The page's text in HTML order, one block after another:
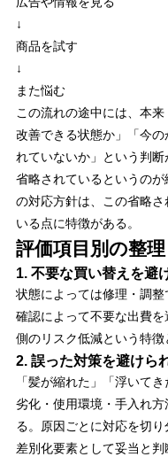
↓
商品を試す
↓
また悩む
この流れの途中には、本
改善できる状態か」「今
れていないか」という判
省略されているというの
の対応方針は、この省略
いる点に特徴がある。
評価項目別の整理
1. 不要な買い替えを避
状態によっては修理・調
確認によって不要な出費
側のリスク低減という特徴
2. 誤った対策を避けら
「髪が縮れた」「浮いて
劣化・使用環境・手入れ
る。原因ごとに対応を切
差別化要素として妥当と判